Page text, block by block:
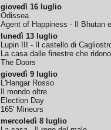
giovedì 16 luglio
Odissea
Agent of Happiness - Il Bhutan
lunedì 13 luglio
Lupin III - Il castello di
La casa dalle finestre che ridono
The Doors
giovedì 9 luglio
L'Hangar Rosso
Il mondo oltre
Election Day
165' Mineurs
mercoledì 8 luglio